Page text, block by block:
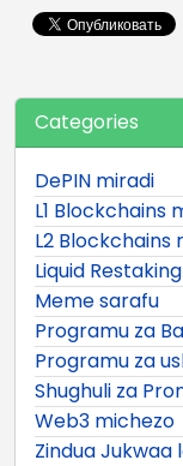
Categories
DePIN miradi
L1 Blockchains
L2 Blockchains
Liquid Restaking
Meme sarafu
Programu za
Programu za
Shughuli za
Web3 michezo
Zindua Jukwaa